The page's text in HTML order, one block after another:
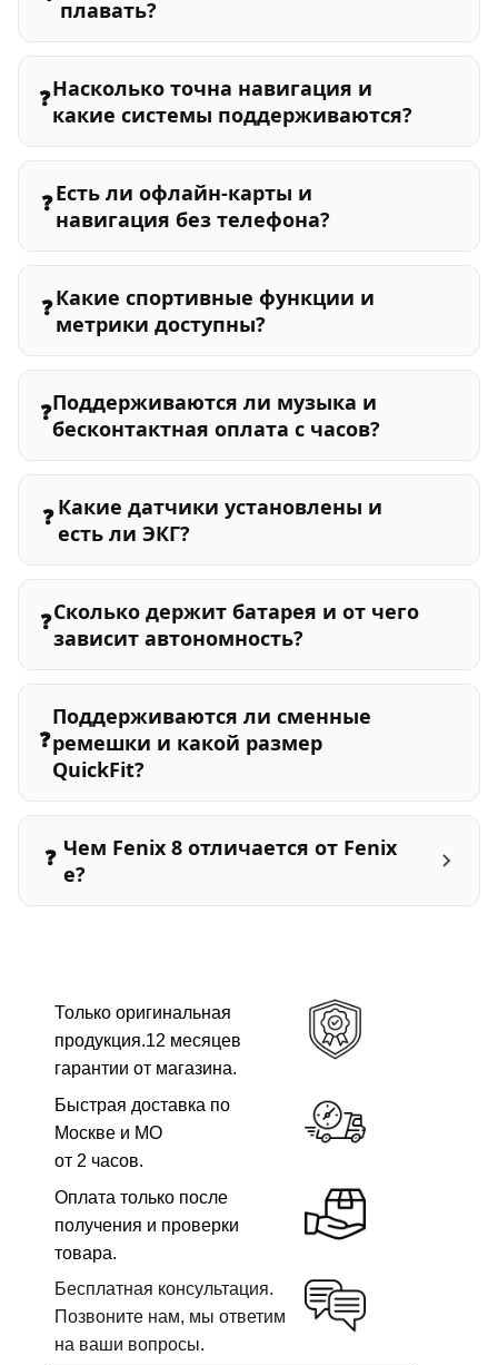
плавать?
❓Насколько точна навигация и
какие системы поддерживаются?
❓Есть ли офлайн-карты и
навигация без телефона?
❓Какие спортивные функции и
метрики доступны?
❓Поддерживаются ли музыка и
бесконтактная оплата с часов?
❓Какие датчики установлены и
есть ли ЭКГ?
❓Сколько держит батарея и от чего
зависит автономность?
❓
Поддерживаются ли сменные
ремешки и какой размер
QuickFit?
❓ Чем Fenix 8 отличается от Fenix
e?
Оплата только после
получения и проверки
товара.
Быстрая доставка по
Москве и МО
от 2 часов.
Бесплатная консультация.
Позвоните нам, мы ответим
на ваши вопросы.
Только оригинальная
продукция.12 месяцев
гарантии от магазина.